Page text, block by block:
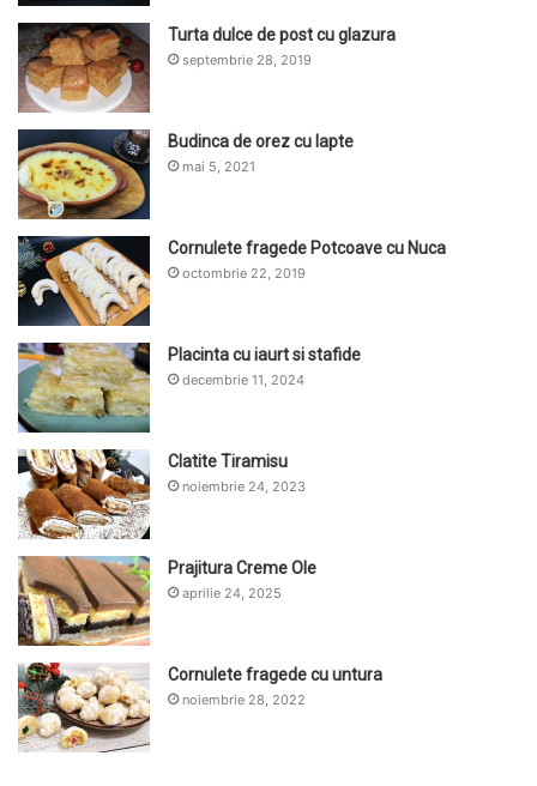
Turta dulce de post cu glazura
septembrie 28, 2019
Budinca de orez cu lapte
mai 5, 2021
Cornulete fragede Potcoave cu Nuca
octombrie 22, 2019
Placinta cu iaurt si stafide
decembrie 11, 2024
Clatite Tiramisu
noiembrie 24, 2023
Prajitura Creme Ole
aprilie 24, 2025
Cornulete fragede cu untura
noiembrie 28, 2022